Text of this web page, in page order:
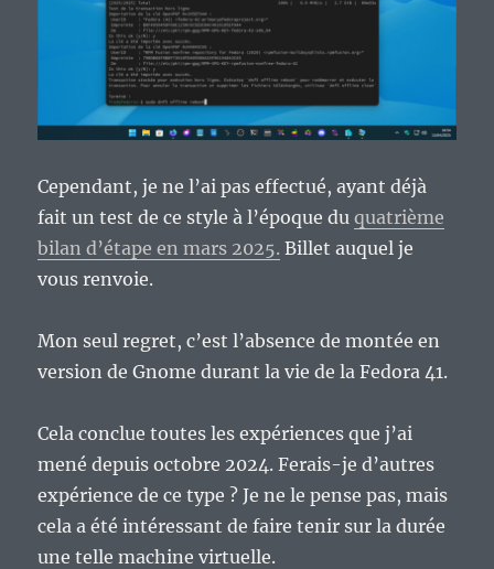
Cependant, je ne l’ai pas effectué, ayant déjà
fait un test de ce style à l’époque duquatrième
bilan d’étape en mars 2025. Billet auquel je
vous renvoie.
Mon seul regret, c’est l’absence de montée en
version de Gnome durant la vie de la Fedora 41.
Cela conclue toutes les expériences que j’ai
mené depuis octobre 2024. Ferais-je d’autres
expérience de ce type ? Je ne le pense pas, mais
cela a été intéressant de faire tenir sur la durée
une telle machine virtuelle.